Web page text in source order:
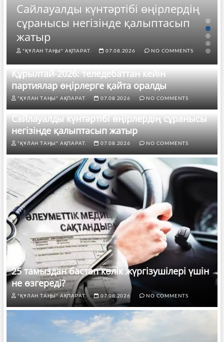
Сайлауалды күнтәртібі өңірлердің
сұранысы негізінде қалыптасып
жатыр
"ҚҰЛАН ТАҢЫ" АҚПАРАТ. 07.08.2026 NO COMMENTS
Құрылтай-2026: теледебаттан кейін
партиялар өңірлерге қайта оралды
"ҚҰЛАН ТАҢЫ" АҚПАРАТ. 07.08.2026 NO COMMENTS
Сайлауалды күнтәртібі өңірлердің сұранысы
негізінде қалыптасып жатыр
"ҚҰЛАН ТАҢЫ" АҚПАРАТ. 07.08.2026 NO COMMENTS
25 тамыздан бастап көлік жүргізушілері үшін
не өзгереді?
"ҚҰЛАН ТАҢЫ" АҚПАРАТ. 07.08.2026 NO COMMENTS